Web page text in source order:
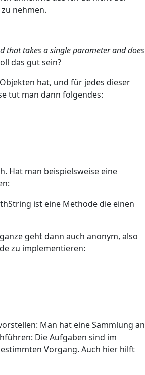
nehmen.
that takes a single parameter and does
das gut sein?
hat, und für jedes dieser
tut man dann folgendes:
Hat man beispielsweise eine
ist eine Methode die einen
geht dann auch anonym, also
zu implementieren:
Man hat eine Sammlung an
Die Aufgaben sind im
Vorgang. Auch hier hilft